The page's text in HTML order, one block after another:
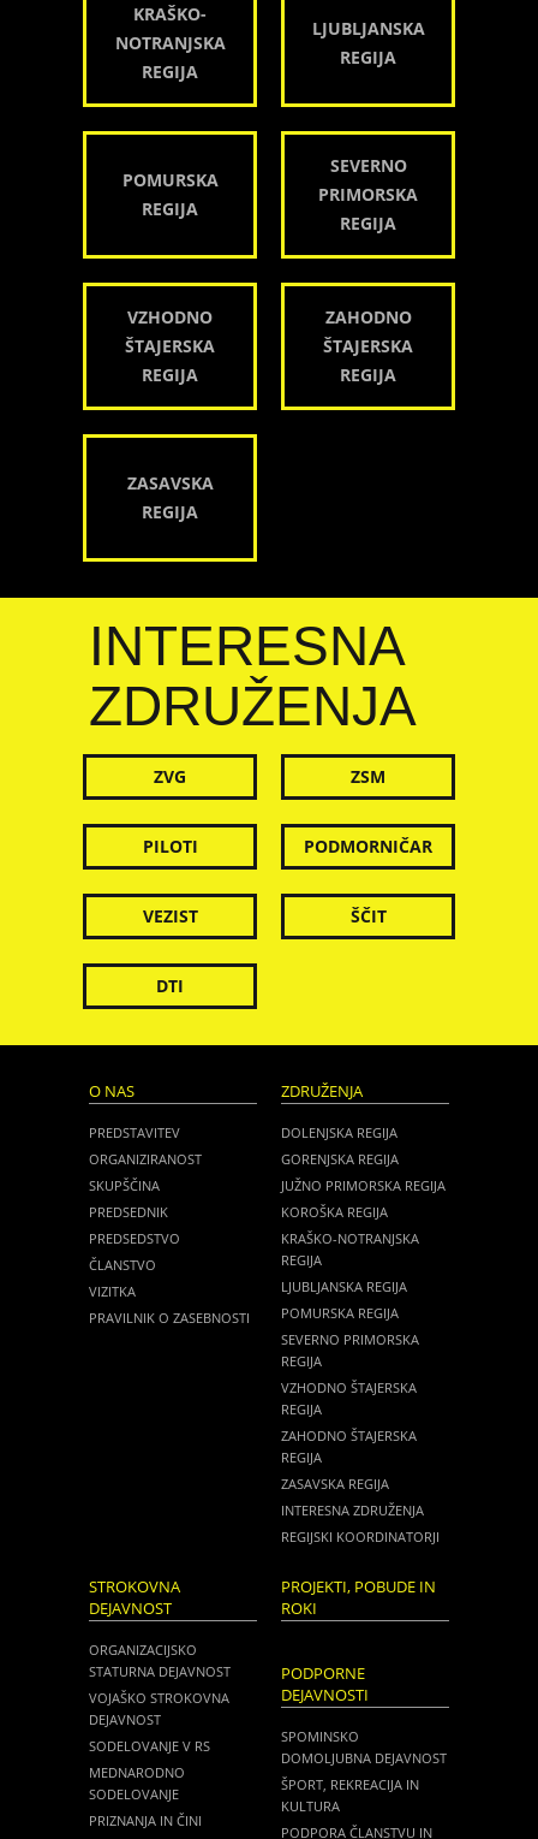
KRAŠKO-
NOTRANJSKA
REGIJA
LJUBLJANSKA
REGIJA
POMURSKA
REGIJA
SEVERNO
PRIMORSKA
REGIJA
VZHODNO
ŠTAJERSKA
REGIJA
ZAHODNO
ŠTAJERSKA
REGIJA
ZASAVSKA
REGIJA
INTERESNA
ZDRUŽENJA
ZVG ZSM
PILOTI PODMORNIČAR
VEZIST ŠČIT
DTI
O NAS
PREDSTAVITEV
ORGANIZIRANOST
SKUPŠČINA
PREDSEDNIK
PREDSEDSTVO
ČLANSTVO
VIZITKA
PRAVILNIK O ZASEBNOSTI
ZDRUŽENJA
DOLENJSKA REGIJA
GORENJSKA REGIJA
JUŽNO PRIMORSKA REGIJA
KOROŠKA REGIJA
KRAŠKO-NOTRANJSKA
REGIJA
LJUBLJANSKA REGIJA
POMURSKA REGIJA
SEVERNO PRIMORSKA
REGIJA
VZHODNO ŠTAJERSKA
REGIJA
ZAHODNO ŠTAJERSKA
REGIJA
ZASAVSKA REGIJA
INTERESNA ZDRUŽENJA
REGIJSKI KOORDINATORJI
STROKOVNA
DEJAVNOST
ORGANIZACIJSKO
STATURNA DEJAVNOST
VOJAŠKO STROKOVNA
DEJAVNOST
SODELOVANJE V RS
MEDNARODNO
SODELOVANJE
PRIZNANJA IN ČINI
PROJEKTI, POBUDE IN
ROKI
PODPORNE
DEJAVNOSTI
SPOMINSKO
DOMOLJUBNA DEJAVNOST
ŠPORT, REKREACIJA IN
KULTURA
PODPORA ČLANSTVU IN